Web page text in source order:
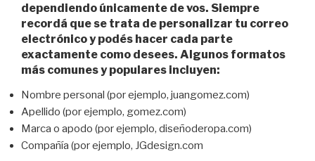
dependiendo únicamente de vos. Siempre
recordá que se trata de personalizar tu correo
electrónico y podés hacer cada parte
exactamente como desees. Algunos formatos
más comunes y populares incluyen:
Nombre personal (por ejemplo, juangomez.com)
Apellido (por ejemplo, gomez.com)
Marca o apodo (por ejemplo, diseñoderopa.com)
Compañía (por ejemplo, JGdesign.com